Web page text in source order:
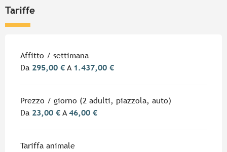
Tariffe
Tariffe 2026
Affitto / settimana
Da 295,00 € A 1.437,00 €
Prezzo / giorno (2 adulti, piazzola, auto)
Da 23,00 € A 46,00 €
Tariffa animale